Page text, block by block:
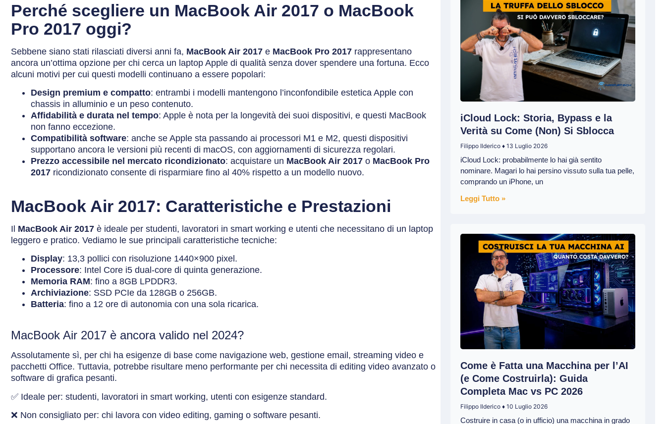
Perché scegliere un MacBook Air 2017 o MacBook
Pro 2017 oggi?
Sebbene siano stati rilasciati diversi anni fa, MacBook Air 2017 e MacBook Pro 2017 rappresentano
ancora un’ottima opzione per chi cerca un laptop Apple di qualità senza dover spendere una fortuna. Ecco
alcuni motivi per cui questi modelli continuano a essere popolari:
Design premium e compatto: entrambi i modelli mantengono l’inconfondibile estetica Apple con
chassis in alluminio e un peso contenuto.
Affidabilità e durata nel tempo: Apple è nota per la longevità dei suoi dispositivi, e questi MacBook
non fanno eccezione.
Compatibilità software: anche se Apple sta passando ai processori M1 e M2, questi dispositivi
supportano ancora le versioni più recenti di macOS, con aggiornamenti di sicurezza regolari.
Prezzo accessibile nel mercato ricondizionato: acquistare un MacBook Air 2017 o MacBook Pro
2017 ricondizionato consente di risparmiare fino al 40% rispetto a un modello nuovo.
MacBook Air 2017: Caratteristiche e Prestazioni
Il MacBook Air 2017 è ideale per studenti, lavoratori in smart working e utenti che necessitano di un laptop
leggero e pratico. Vediamo le sue principali caratteristiche tecniche:
Display: 13,3 pollici con risoluzione 1440×900 pixel.
Processore: Intel Core i5 dual-core di quinta generazione.
Memoria RAM: fino a 8GB LPDDR3.
Archiviazione: SSD PCIe da 128GB o 256GB.
Batteria: fino a 12 ore di autonomia con una sola ricarica.
MacBook Air 2017 è ancora valido nel 2024?
Assolutamente sì, per chi ha esigenze di base come navigazione web, gestione email, streaming video e
pacchetti Office. Tuttavia, potrebbe risultare meno performante per chi necessita di editing video avanzato o
software di grafica pesanti.
✅ Ideale per: studenti, lavoratori in smart working, utenti con esigenze standard.
❌ Non consigliato per: chi lavora con video editing, gaming o software pesanti.
iCloud Lock: Storia, Bypass e la
Verità su Come (Non) Si Sblocca
Filippo Ilderico 13 Luglio 2026
iCloud Lock: probabilmente lo hai già sentito
nominare. Magari lo hai persino vissuto sulla tua pelle,
comprando un iPhone, un
Leggi Tutto »
Come è Fatta una Macchina per l’AI
(e Come Costruirla): Guida
Completa Mac vs PC 2026
Filippo Ilderico 10 Luglio 2026
Costruire in casa (o in ufficio) una macchina in grado